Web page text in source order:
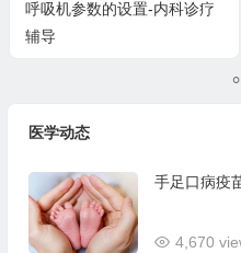
呼吸机参数的设置-内科诊疗
辅导
医学动态
手足口病疫
4,670